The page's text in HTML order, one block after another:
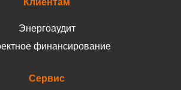
Клиентам
Энергоаудит
финансирование
Сервис